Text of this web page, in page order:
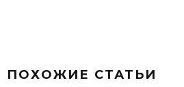
ПОХОЖИЕ СТАТЬИ